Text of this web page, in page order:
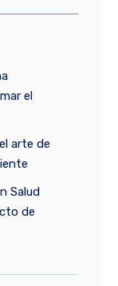
el
arte de
Salud
de